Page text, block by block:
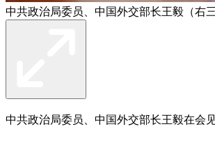
中共政治局委员、中国外交部长王毅（右
中共政治局委员、中国外交部长王毅在会